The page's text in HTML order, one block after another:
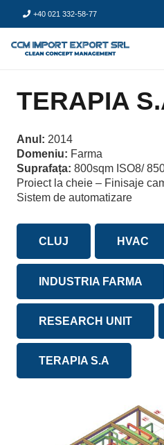
+40 021 332-58-77
TERAPIA
Anul: 2014
Domeniu: Farma
Suprafața: 800sqm ISO8/
Proiect la cheie – Finisaje
Sistem de automatizare
CLUJ HVAC
INDUSTRIA FARMA
RESEARCH UNIT
TERAPIA S.A